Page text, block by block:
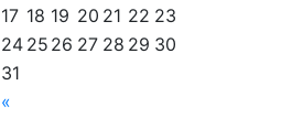
«
17 18 19 20 21 22 23
24 25 26 27 28 29 30
31